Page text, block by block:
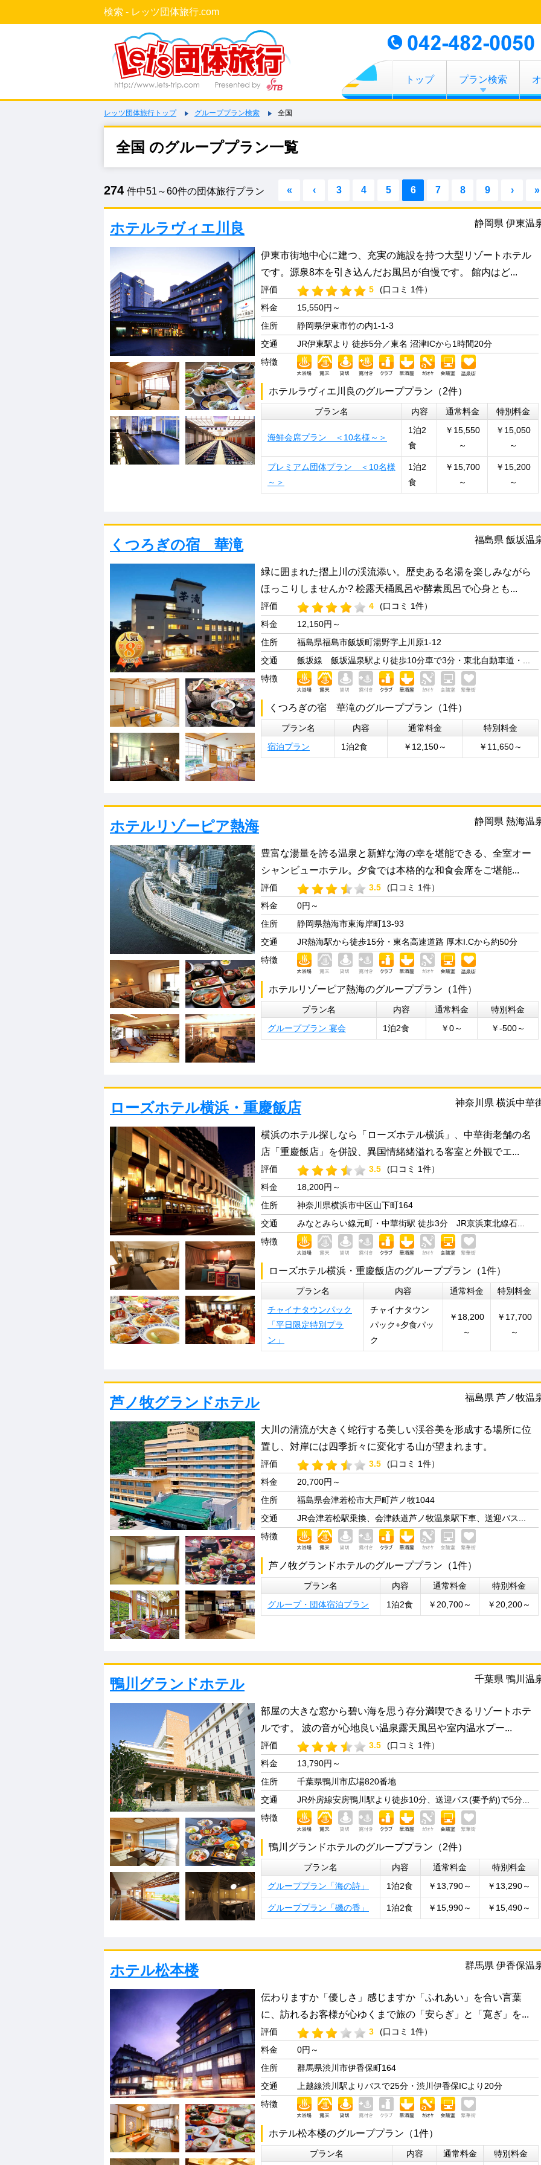
検索 - レッツ団体旅行.com
トップ プラン検索
レッツ団体旅行トップ グループプラン検索 全国
全国 のグループプラン一覧
274 件中51～60件の団体旅行プラン « ‹ 3 4 5 6 7 8 9 › »
静岡県 伊東温
ホテルラヴィエ川良
伊東市街地中心に建つ、充実の施設を持つ大型リゾートホテル
です。源泉8本を引き込んだお風呂が自慢です。 館内はど...
評価 5
(口コミ 1件）
料金
15,550円～
住所
静岡県伊東市竹の内1-1-3
交通
JR伊東駅より 徒歩5分／東名 沼津ICから1時間20分
特徴
ホテルラヴィエ川良のグループプラン（2件）
プラン名 内容 通常料金 特別料金
海鮮会席プラン ＜10名様～＞
1泊2
食
￥15,550
～
￥15,050
～
プレミアム団体プラン ＜10名様
～＞
1泊2
食
￥15,700
～
￥15,200
～
福島県 飯坂温
くつろぎの宿 華滝
緑に囲まれた摺上川の渓流添い。歴史ある名湯を楽しみながら
ほっこりしませんか? 桧露天桶風呂や酵素風呂で心身とも...
評価 4
(口コミ 1件）
料金
12,150円～
住所
福島県福島市飯坂町湯野字上川原1-12
交通
飯坂線 飯坂温泉駅より徒歩10分車で3分・東北自動車道・...
特徴
くつろぎの宿 華滝のグループプラン（1件）
プラン名 内容 通常料金
特別料金
宿泊プラン
1泊2食 ￥12,150～ ￥11,650～
静岡県 熱海温
ホテルリゾーピア熱海
豊富な湯量を誇る温泉と新鮮な海の幸を堪能できる、全室オー
シャンビューホテル。夕食では本格的な和食会席をご堪能...
評価 3.5
(口コミ 1件）
料金
0円～
住所
静岡県熱海市東海岸町13-93
交通
JR熱海駅から徒歩15分・東名高速道路 厚木I.Cから約50分
特徴
ホテルリゾーピア熱海のグループプラン（1件）
プラン名 内容 通常料金
特別料金
グループプラン 宴会
1泊2食 ￥0～ ￥-500～
神奈川県 横浜中華
ローズホテル横浜・重慶飯店
横浜のホテル探しなら「ローズホテル横浜」、中華街老舗の名
店「重慶飯店」を併設、異国情緒緒溢れる客室と外観でエ...
評価 3.5
(口コミ 1件）
料金
18,200円～
住所
神奈川県横浜市中区山下町164
交通
みなとみらい線元町・中華街駅 徒歩3分 JR京浜東北線石...
特徴
ローズホテル横浜・重慶飯店のグループプラン（1件）
プラン名 内容 通常料金
特別料金
チャイナタウンパック
「平日限定特別プラ
ン」
チャイナタウン
パック+夕食パッ
ク
￥18,200
～
￥17,700
～
福島県 芦ノ牧温
芦ノ牧グランドホテル
大川の清流が大きく蛇行する美しい渓谷美を形成する場所に位
置し、対岸には四季折々に変化する山が望まれます。
評価 3.5
(口コミ 1件）
料金
20,700円～
住所
福島県会津若松市大戸町芦ノ牧1044
交通
JR会津若松駅乗換、会津鉄道芦ノ牧温泉駅下車、送迎バス...
特徴
芦ノ牧グランドホテルのグループプラン（1件）
プラン名 内容 通常料金
特別料金
グループ・団体宿泊プラン
1泊2食 ￥20,700～ ￥20,200～
千葉県 鴨川温
鴨川グランドホテル
部屋の大きな窓から碧い海を思う存分満喫できるリゾートホテ
ルです。 波の音が心地良い温泉露天風呂や室内温水プー...
評価 3.5
(口コミ 1件）
料金
13,790円～
住所
千葉県鴨川市広場820番地
交通
JR外房線安房鴨川駅より徒歩10分、送迎バス(要予約)で5分...
特徴
鴨川グランドホテルのグループプラン（2件）
プラン名 内容 通常料金
特別料金
グループプラン「海の詩」
1泊2食 ￥13,790～ ￥13,290～
グループプラン「磯の香」 1泊2食 ￥15,990～ ￥15,490～
群馬県 伊香保温
ホテル松本楼
伝わりますか「優しさ」感じますか「ふれあい」を合い言葉
に、訪れるお客様が心ゆくまで旅の「安らぎ」と「寛ぎ」を...
評価 3
(口コミ 1件）
料金
0円～
住所
群馬県渋川市伊香保町164
交通
上越線渋川駅よりバスで25分・渋川伊香保ICより20分
特徴
ホテル松本楼のグループプラン（1件）
プラン名 内容 通常料金 特別料金